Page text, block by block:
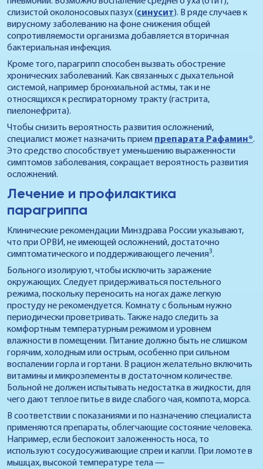
слизистой околоносовых пазух (синусит). В ряде случаев к
вирусному заболеванию на фоне снижения общей
сопротивляемости организма добавляется вторичная
бактериальная инфекция.
Кроме того, парагрипп способен вызвать обострение
хронических заболеваний. Как связанных с дыхательной
системой, например бронхиальной астмы, так и не
относящихся к респираторному тракту (гастрита,
пиелонефрита).
Чтобы снизить вероятность развития осложнений,
специалист может назначить прием препарата Рафамин®.
Это средство способствует уменьшению выраженности
симптомов заболевания, сокращает вероятность развития
осложнений.
Лечение и профилактика
парагриппа
Клинические рекомендации Минздрава России указывают,
что при ОРВИ, не имеющей осложнений, достаточно
симптоматического и поддерживающего лечения3.
Больного изолируют, чтобы исключить заражение
окружающих. Следует придерживаться постельного
режима, поскольку переносить на ногах даже легкую
простуду не рекомендуется. Комнату с больным нужно
периодически проветривать. Также надо следить за
комфортным температурным режимом и уровнем
влажности в помещении. Питание должно быть не слишком
горячим, холодным или острым, особенно при сильном
воспалении горла и гортани. В рацион желательно включить
витамины и микроэлементы в достаточном количестве.
Больной не должен испытывать недостатка в жидкости, для
чего дают теплое питье в виде слабого чая, компота, морса.
В соответствии с показаниями и по назначению специалиста
применяются препараты, облегчающие состояние человека.
Например, если беспокоит заложенность носа, то
используют сосудосуживающие спреи и капли. При ломоте в
мышцах, высокой температуре тела —